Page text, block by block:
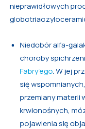
nieprawidłowych
Niedobór alfa-
choroby
Fabry’ego. W jej
się
przemiany materii
krwionośnych,
pojawienia się